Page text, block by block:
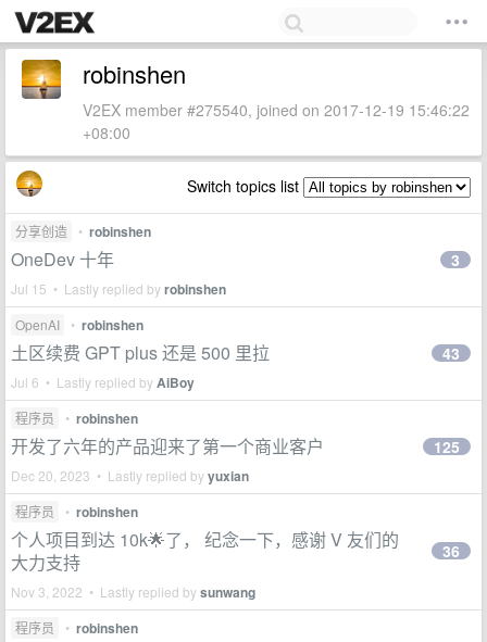
robinshen
V2EX member #275540, joined on 2017-12-19 15:46:22
+08:00
Switch topics list
分享创造 • robinshen
OneDev 十年
Jul 15 • Lastly replied byrobinshen
3
OpenAI • robinshen
土区续费 GPT plus 还是 500 里拉
Jul 6 • Lastly replied byAiBoy
43
程序员 • robinshen
开发了六年的产品迎来了第一个商业客户
Dec 20, 2023 • Lastly replied byyuxian
125
程序员 • robinshen
个人项目到达 10k🌟了， 纪念一下，感谢 V 友们的
大力支持
Nov 3, 2022 • Lastly replied bysunwang
36
程序员 • robinshen